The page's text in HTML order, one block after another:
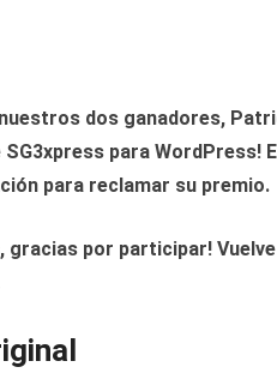
dos ganadores,
para WordPress!
para reclamar su premio.
gracias por participar!